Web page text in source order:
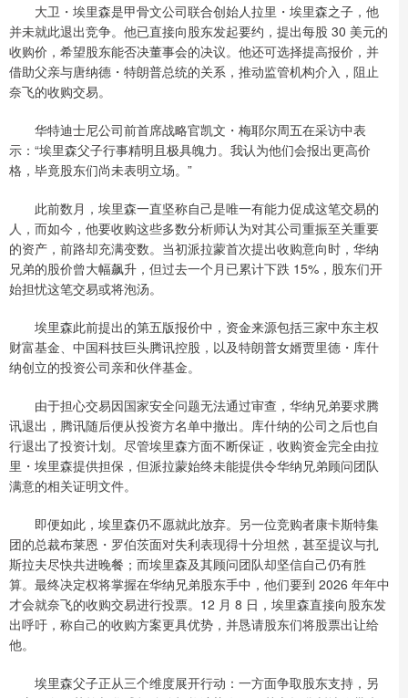
大卫・埃里森是甲骨文公司联合创始人拉里・埃里森之子，他
并未就此退出竞争。他已直接向股东发起要约，提出每股 30 美元的
收购价，希望股东能否决董事会的决议。他还可选择提高报价，并
借助父亲与唐纳德・特朗普总统的关系，推动监管机构介入，阻止
奈飞的收购交易。
华特迪士尼公司前首席战略官凯文・梅耶尔周五在采访中表
示：“埃里森父子行事精明且极具魄力。我认为他们会报出更高价
格，毕竟股东们尚未表明立场。”
此前数月，埃里森一直坚称自己是唯一有能力促成这笔交易的
人，而如今，他要收购这些多数分析师认为对其公司重振至关重要
的资产，前路却充满变数。当初派拉蒙首次提出收购意向时，华纳
兄弟的股价曾大幅飙升，但过去一个月已累计下跌 15%，股东们开
始担忧这笔交易或将泡汤。
埃里森此前提出的第五版报价中，资金来源包括三家中东主权
财富基金、中国科技巨头腾讯控股，以及特朗普女婿贾里德・库什
纳创立的投资公司亲和伙伴基金。
由于担心交易因国家安全问题无法通过审查，华纳兄弟要求腾
讯退出，腾讯随后便从投资方名单中撤出。库什纳的公司之后也自
行退出了投资计划。尽管埃里森方面不断保证，收购资金完全由拉
里・埃里森提供担保，但派拉蒙始终未能提供令华纳兄弟顾问团队
满意的相关证明文件。
即便如此，埃里森仍不愿就此放弃。另一位竞购者康卡斯特集
团的总裁布莱恩・罗伯茨面对失利表现得十分坦然，甚至提议与扎
斯拉夫尽快共进晚餐；而埃里森及其顾问团队却坚信自己仍有胜
算。最终决定权将掌握在华纳兄弟股东手中，他们要到 2026 年年中
才会就奈飞的收购交易进行投票。12 月 8 日，埃里森直接向股东发
出呼吁，称自己的收购方案更具优势，并恳请股东们将股票出让给
他。
埃里森父子正从三个维度展开行动：一方面争取股东支持，另